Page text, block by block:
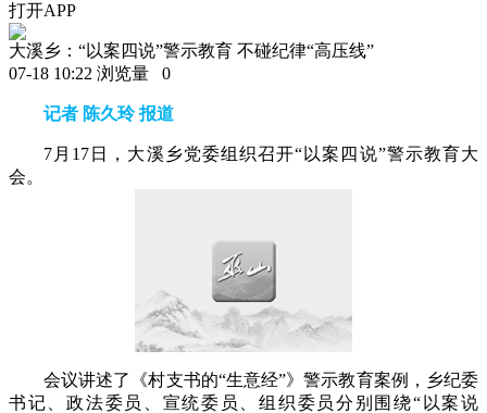
打开APP
大溪乡：“以案四说”警示教育 不碰纪律“高压线”
07-18 10:22 浏览量 0
记者 陈久玲 报道
7月17日，大溪乡党委组织召开“以案四说”警示教育大
会。
会议讲述了《村支书的“生意经”》警示教育案例，乡纪委
书记、政法委员、宣统委员、组织委员分别围绕“以案说